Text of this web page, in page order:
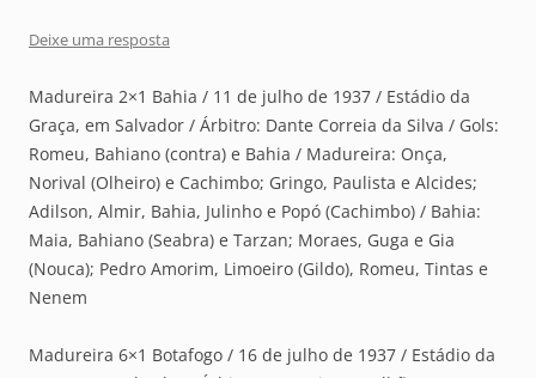
Deixe uma resposta
Madureira 2×1 Bahia / 11 de julho de 1937 / Estádio da
Graça, em Salvador / Árbitro: Dante Correia da Silva / Gols:
Romeu, Bahiano (contra) e Bahia / Madureira: Onça,
Norival (Olheiro) e Cachimbo; Gringo, Paulista e Alcides;
Adilson, Almir, Bahia, Julinho e Popó (Cachimbo) / Bahia:
Maia, Bahiano (Seabra) e Tarzan; Moraes, Guga e Gia
(Nouca); Pedro Amorim, Limoeiro (Gildo), Romeu, Tintas e
Nenem
Madureira 6×1 Botafogo / 16 de julho de 1937 / Estádio da